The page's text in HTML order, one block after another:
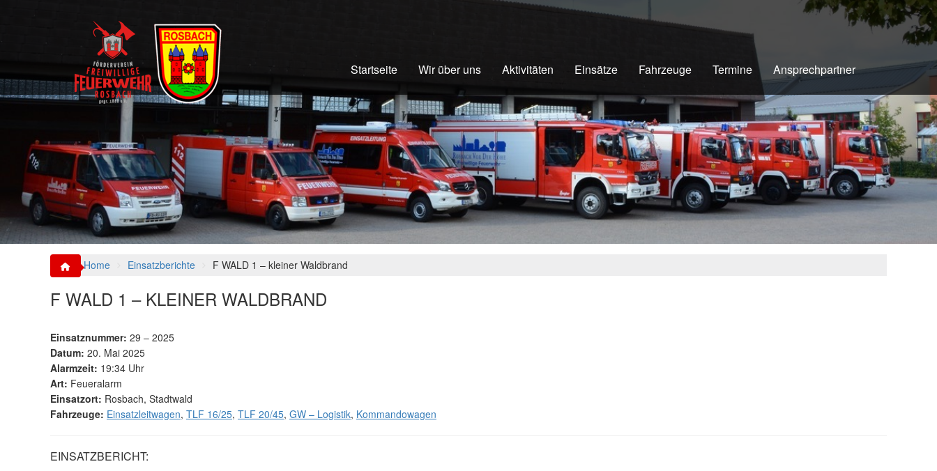
o
Startseite Wir über uns Aktivitäten Einsätze Fahrzeuge Termine Ansprechpartner
Home Einsatzberichte F WALD 1 – kleiner Waldbrand
F WALD 1 – KLEINER WALDBRAND
Einsatznummer: 29 – 2025
Datum: 20. Mai 2025
Alarmzeit: 19:34 Uhr
Art: Feueralarm
Einsatzort: Rosbach, Stadtwald
Fahrzeuge: Einsatzleitwagen, TLF 16/25, TLF 20/45, GW – Logistik, Kommandowagen
EINSATZBERICHT: